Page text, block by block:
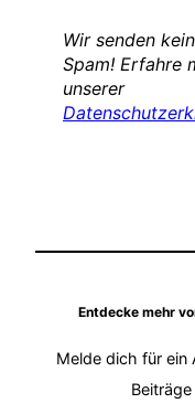
Wir senden
Spam! Erfahre
unserer
Entdecke mehr
Melde dich für ein